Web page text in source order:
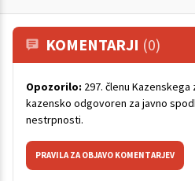
KOMENTARJI (0)
Opozorilo: 297. členu
kazensko odgovoren za javno
nestrpnosti.
PRAVILA ZA OBJAVO KOMENTARJEV